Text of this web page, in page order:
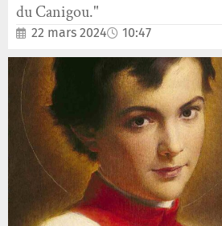
du Canigou."
22 mars 2024 10:47